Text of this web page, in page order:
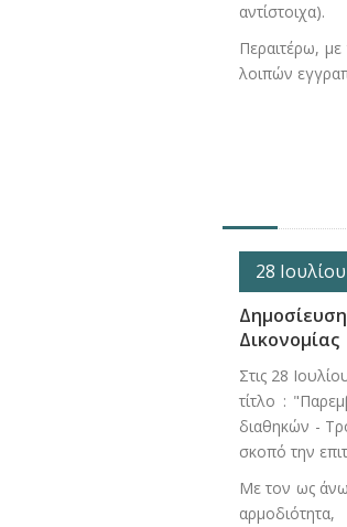
αντίστοιχα).
Περαιτέρω,
λοιπών
28
Δικονομίας
Στις 28
τίτλο :
διαθηκών -
σκοπό την
Με τον ως